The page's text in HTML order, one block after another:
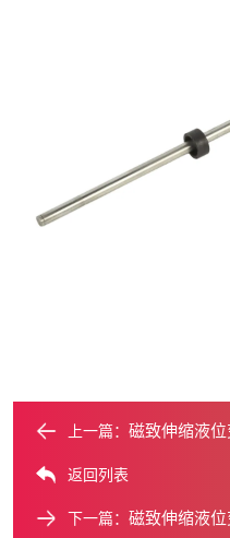
上一篇： 磁致伸缩液位
返回列表
下一篇： 磁致伸缩液位